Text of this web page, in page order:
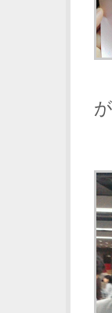
が